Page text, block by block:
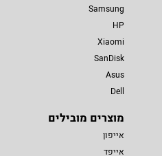
Samsung
HP
Xiaomi
SanDisk
Asus
Dell
מוצרים מובילים
אייפון
אייפד